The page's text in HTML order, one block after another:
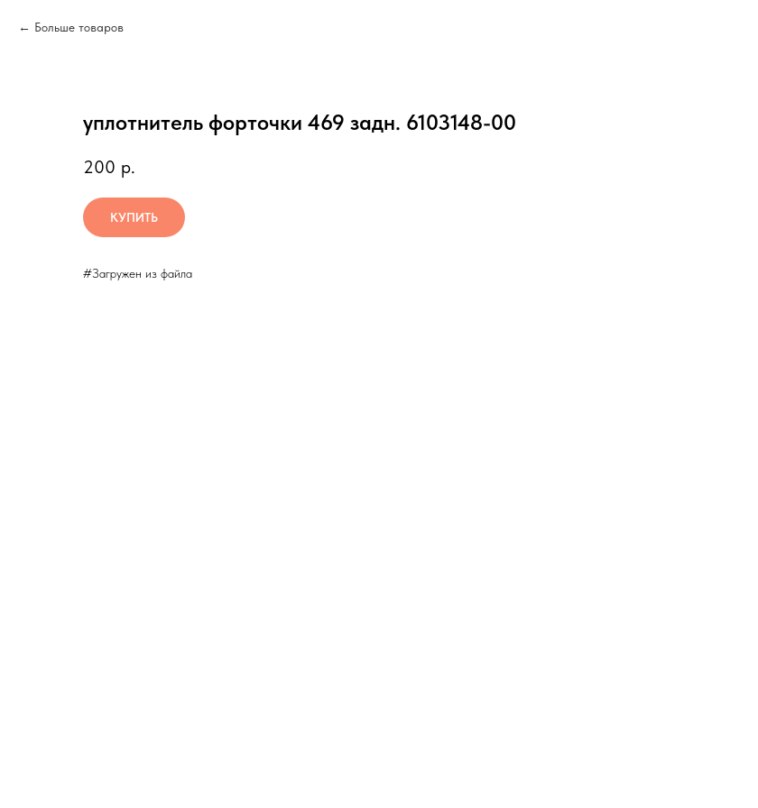
Больше товаров
уплотнитель форточки 469 задн. 6103148-00
200 р.
КУПИТЬ
#Загружен из файла